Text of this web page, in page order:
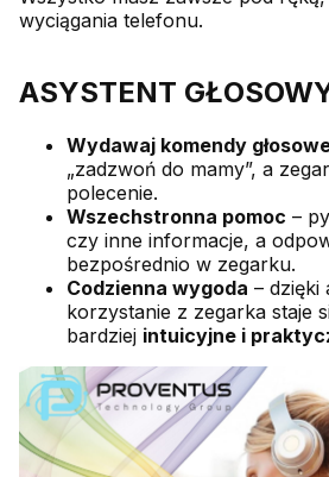
wyciągania telefonu.
ASYSTENT
Wydawaj komendy
„zadzwoń do mamy”, a
polecenie.
Wszechstronna pomoc –
czy inne informacje, a
bezpośrednio w zegarku.
Codzienna wygoda – dzięki
korzystanie z zegarka staje
bardziej intuicyjne i